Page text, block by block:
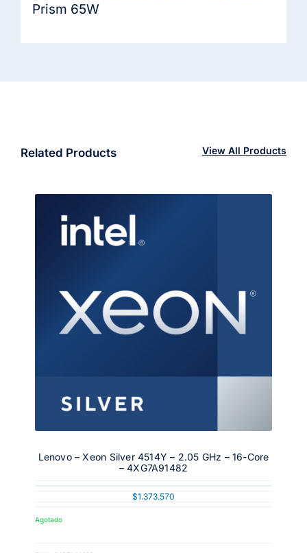
Prism 65W
Related Products View All Products
Lenovo – Xeon Silver 4514Y – 2.05 GHz – 16-Core
– 4XG7A91482
$1.373.570
Agotado